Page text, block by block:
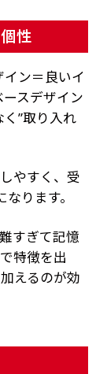
性
ン＝良いイ
スデザイン
”取り入れ
やすく、受
ります。
すぎて記憶
特徴を出
えるのが効